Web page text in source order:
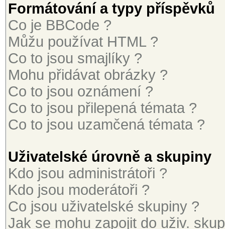
Formátování a typy příspěvků
Co je BBCode ?
Můžu používat HTML ?
Co to jsou smajlíky ?
Mohu přidávat obrázky ?
Co to jsou oznámení ?
Co to jsou přilepená témata ?
Co to jsou uzamčená témata ?
Uživatelské úrovně a skupiny
Kdo jsou administrátoři ?
Kdo jsou moderátoři ?
Co jsou uživatelské skupiny ?
Jak se mohu zapojit do uživ.